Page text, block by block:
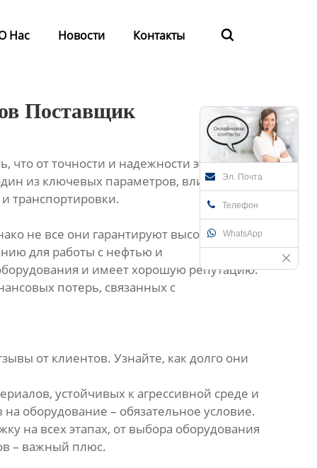
Нас Новости Контакты 
Эл. Почта
Телефон
WhatsApp
Поставщик
от точности и надежности этих
из ключевых параметров, влияющих на
транспортировки.
не все они гарантируют высокую
для работы с нефтью и
и имеет хорошую репутацию.
потерь, связанных с
от клиентов. Узнайте, как долго они
устойчивых к агрессивной среде и
оборудование – обязательное условие.
на всех этапах, от выбора оборудования
– важный плюс.